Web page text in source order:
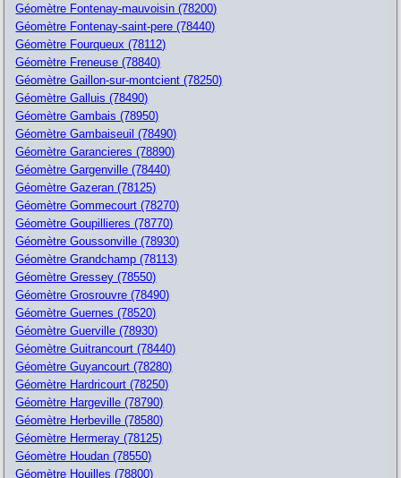
Géomètre Fontenay-mauvoisin (78200)
Géomètre Fontenay-saint-pere (78440)
Géomètre Fourqueux (78112)
Géomètre Freneuse (78840)
Géomètre Gaillon-sur-montcient (78250)
Géomètre Galluis (78490)
Géomètre Gambais (78950)
Géomètre Gambaiseuil (78490)
Géomètre Garancieres (78890)
Géomètre Gargenville (78440)
Géomètre Gazeran (78125)
Géomètre Gommecourt (78270)
Géomètre Goupillieres (78770)
Géomètre Goussonville (78930)
Géomètre Grandchamp (78113)
Géomètre Gressey (78550)
Géomètre Grosrouvre (78490)
Géomètre Guernes (78520)
Géomètre Guerville (78930)
Géomètre Guitrancourt (78440)
Géomètre Guyancourt (78280)
Géomètre Hardricourt (78250)
Géomètre Hargeville (78790)
Géomètre Herbeville (78580)
Géomètre Hermeray (78125)
Géomètre Houdan (78550)
Géomètre Houilles (78800)